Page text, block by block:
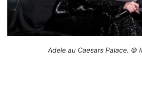
Adele au Caesars Palace. ©